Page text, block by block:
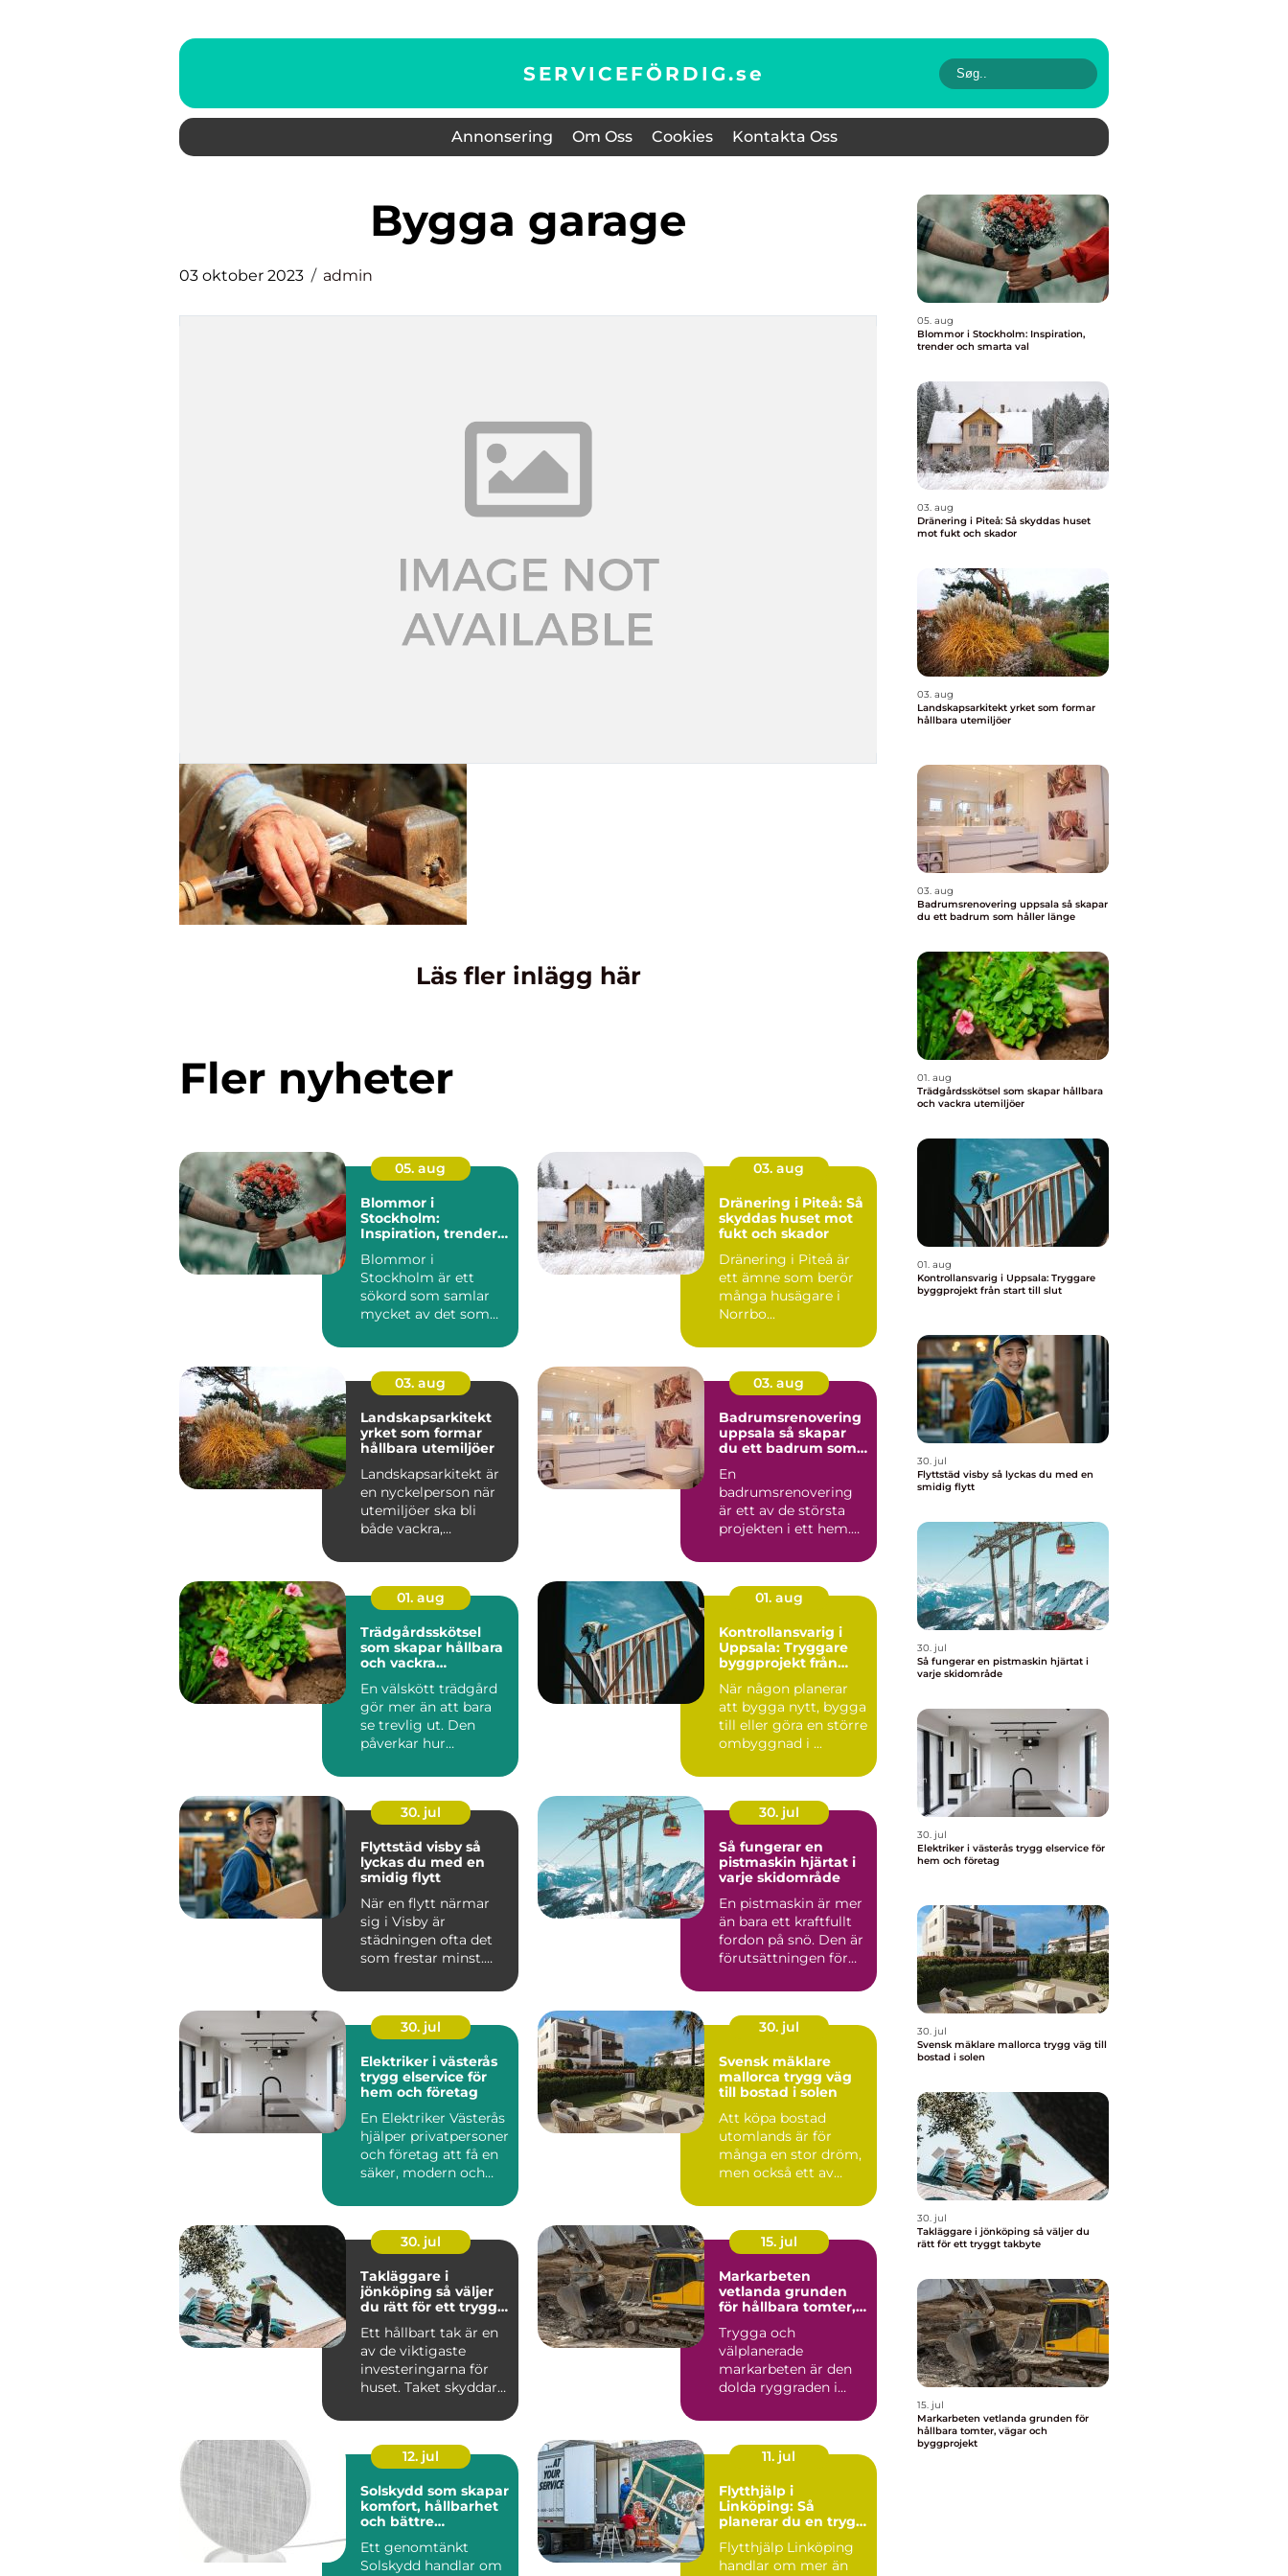
SERVICEFÖRDIG.se
Annonsering Om Oss Cookies Kontakta Oss
bygga garage
03 oktober 2023 admin
Läs fler inlägg här
Fler nyheter
05. aug
Blommor i
Stockholm:
Inspiration, trender
Blommor i
Stockholm är ett
sökord som samlar
mycket av det som
levand...
03. aug
Dränering i Piteå: Så
skyddas huset mot
fukt och skador
Dränering i Piteå är
ett ämne som berör
många husägare i
Norrbo...
03. aug
Landskapsarkitekt
yrket som formar
hållbara utemiljöer
Landskapsarkitekt är
en nyckelperson när
utemiljöer ska bli
både vackra,
hållbara ö...
03. aug
Badrumsrenovering
uppsala så skapar
du ett badrum som
En
badrumsrenovering
är ett av de största
projekten i ett hem.
hög, arbetet påverk...
01. aug
Trädgårdsskötsel
som skapar hållbara
och vackra
En välskött trädgård
gör mer än att bara
se trevlig ut. Den
påverkar hur
mycket t...
01. aug
Kontrollansvarig i
Uppsala: Tryggare
byggprojekt från
När någon planerar
att bygga nytt, bygga
till eller göra en större
ombyggnad i ...
30. jul
Flyttstäd visby så
lyckas du med en
smidig flytt
När en flytt närmar
sig i Visby är
städningen ofta det
som frestar minst.
avgörande...
30. jul
Så fungerar en
pistmaskin hjärtat i
varje skidområde
En pistmaskin är mer
än bara ett kraftfullt
fordon på snö. Den är
förutsättningen för
30. jul
Elektriker i västerås
trygg elservice för
hem och företag
En Elektriker Västerås
hjälper privatpersoner
och företag att få en
säker, modern och
30. jul
Svensk mäklare
mallorca trygg väg
till bostad i solen
Att köpa bostad
utomlands är för
många en stor dröm,
men också ett av
Mallorca...
30. jul
Takläggare i
jönköping så väljer
du rätt för ett tryggt
Ett hållbart tak är en
av de viktigaste
investeringarna för
huset. Taket skyddar
15. jul
Markarbeten
vetlanda grunden
för hållbara tomter,
byggprojekt
Trygga och
välplanerade
markarbeten är den
dolda ryggraden i
När en tomt ska
beby...
12. jul
Solskydd som skapar
komfort, hållbarhet
och bättre
Ett genomtänkt
Solskydd handlar om
11. jul
Flytthjälp i
Linköping: Så
planerar du en trygg
Flytthjälp Linköping
handlar om mer än
05. aug
Blommor i Stockholm: Inspiration,
trender och smarta val
03. aug
Dränering i Piteå: Så skyddas huset
mot fukt och skador
03. aug
Landskapsarkitekt yrket som formar
hållbara utemiljöer
03. aug
Badrumsrenovering uppsala så skapar
du ett badrum som håller länge
01. aug
Trädgårdsskötsel som skapar hållbara
och vackra utemiljöer
01. aug
Kontrollansvarig i Uppsala: Tryggare
byggprojekt från start till slut
30. jul
Flyttstäd visby så lyckas du med en
smidig flytt
30. jul
Så fungerar en pistmaskin hjärtat i
varje skidområde
30. jul
Elektriker i västerås trygg elservice för
hem och företag
30. jul
Svensk mäklare mallorca trygg väg till
bostad i solen
30. jul
Takläggare i jönköping så väljer du
rätt för ett tryggt takbyte
15. jul
Markarbeten vetlanda grunden för
hållbara tomter, vägar och
byggprojekt